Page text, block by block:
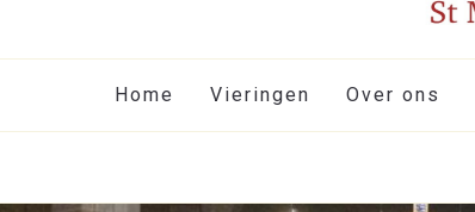
Home Vieringen Over ons